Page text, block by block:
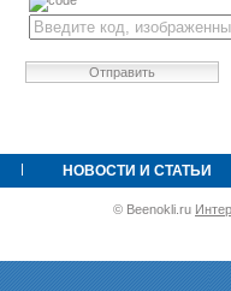
Отправить
НОВОСТИ И СТАТЬИ
© Beenokli.ru